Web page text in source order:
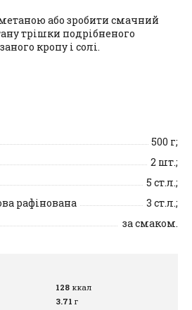
або зробити смачний
трішки подрібненого
кропу і солі.
500 г;
2 шт.;
5 ст.л.;
рафінована
3 ст.л.;
за смаком.
128 ккал
3.71 г